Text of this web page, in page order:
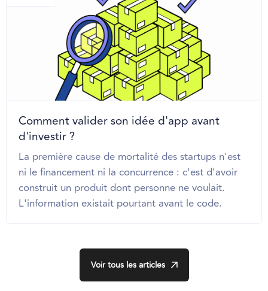
Comment valider son idée d'app avant
d'investir ?
La première cause de mortalité des startups n'est
ni le financement ni la concurrence : c'est d'avoir
construit un produit dont personne ne voulait.
L'information existait pourtant avant le code.
Voir tous les articles